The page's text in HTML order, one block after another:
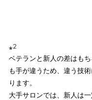
⁎2
ベテランと新人の差はも
も手が違うため、違う技
ります。
大手サロンでは、新人は